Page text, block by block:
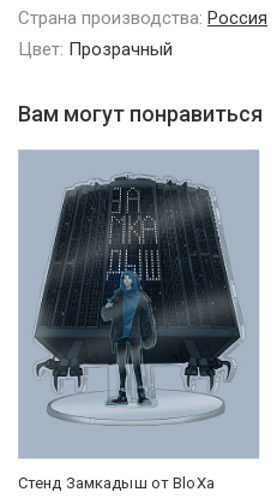
Страна производства: Россия
Цвет: Прозрачный
Вам могут понравиться
Стенд Замкадыш от BloXa